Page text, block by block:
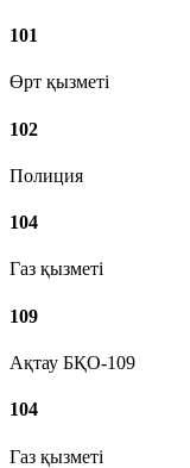
101
Өрт қызметі
102
Полиция
104
Газ қызметі
109
Ақтау БҚО-109
104
Газ қызметі